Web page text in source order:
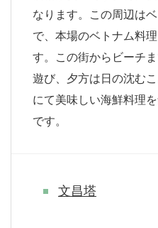
なります。この周辺は
で、本場のベトナム料
す。この街からビーチ
遊び、夕方は日の沈む
にて美味しい海鮮料理
です。
文昌塔